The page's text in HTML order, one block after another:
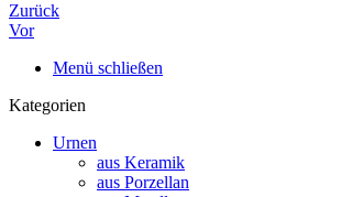
Zurück
Vor
Menü schließen
Kategorien
Urnen
aus Keramik
aus Porzellan